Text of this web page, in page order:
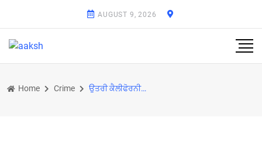
AUGUST 9, 2026
Home Crime ਉਤਰੀ ਕੈਲੀਫੋਰਨੀਆ ਲਾਇਬ੍ਰੇਰੀ ਵਿਚ ਹੋਈ ਗੋਲੀਬਾਰੀ ਵਿਚ 2 ਦੀ ਮੌਤ